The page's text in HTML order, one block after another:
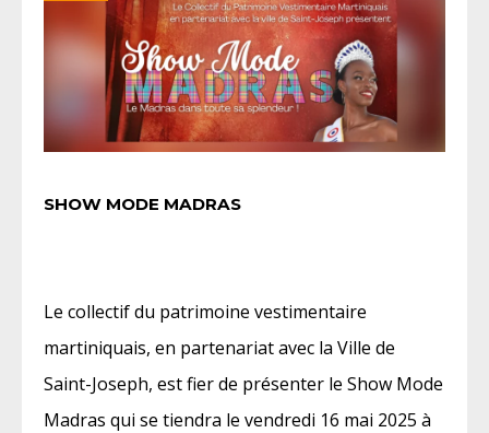
SHOW MODE MADRAS
Le collectif du patrimoine vestimentaire
martiniquais, en partenariat avec la Ville de
Saint-Joseph, est fier de présenter le Show Mode
Madras qui se tiendra le vendredi 16 mai 2025 à